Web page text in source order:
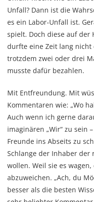
Unfall? Dann ist die
es ein Labor-Unfall ist.
spielt. Doch diese auf der
durfte eine Zeit lang nicht
trotzdem zwei oder drei
musste dafür bezahlen.
Mit Entfreundung. Mit
Kommentaren wie: „Wo
Auch wenn ich gerne
imaginären „Wir“ zu sein
Freunde ins Abseits zu
Schlange der Inhaber
wollen. Weil sie es
abzuweichen. „Ach, du
besser als die besten